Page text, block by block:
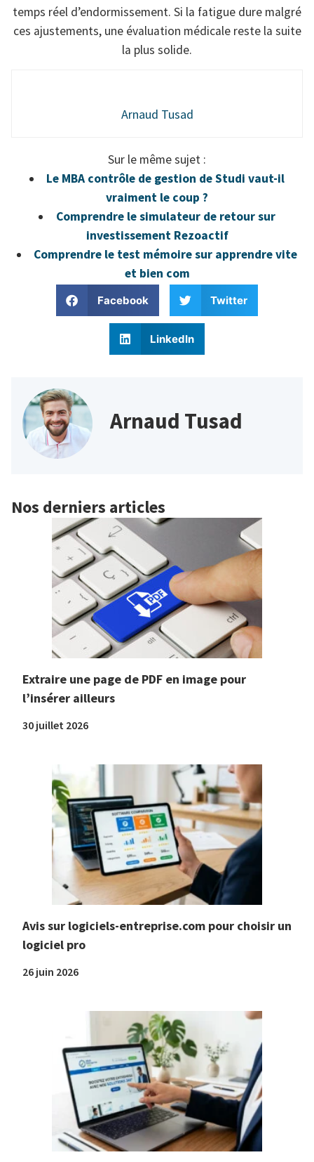
temps réel d’endormissement. Si la fatigue dure malgré
ces ajustements, une évaluation médicale reste la suite
la plus solide.
Arnaud Tusad
Sur le même sujet :
Le MBA contrôle de gestion de Studi vaut-il
vraiment le coup ?
Comprendre le simulateur de retour sur
investissement Rezoactif
Comprendre le test mémoire sur apprendre vite
et bien com
Facebook Twitter
LinkedIn
Arnaud Tusad
Nos derniers articles
Extraire une page de PDF en image pour
l’insérer ailleurs
30 juillet 2026
Avis sur logiciels-entreprise.com pour choisir un
logiciel pro
26 juin 2026